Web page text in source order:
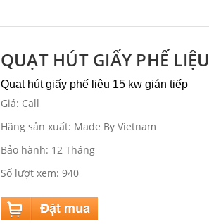
QUẠT HÚT GIẤY PHẾ
Quạt hút giấy phế liệu 15 kw gián tiếp
Giá: Call
Hãng sản xuất: Made By Vietnam
Bảo hành: 12 Tháng
Số lượt xem: 940